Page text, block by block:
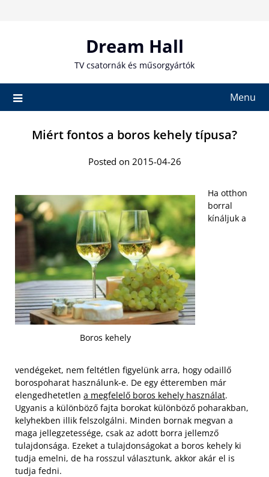
Dream Hall
TV csatornák és műsorgyártók
Menu
Miért fontos a boros kehely típusa?
Posted on 2015-04-26
Boros kehely
Ha otthon
borral
kínáljuk a
vendégeket, nem feltétlen figyelünk arra, hogy odaillő
borospoharat használunk-e. De egy étteremben már
elengedhetetlen a megfelelő boros kehely használat.
Ugyanis a különböző fajta borokat különböző poharakban,
kelyhekben illik felszolgálni. Minden bornak megvan a
maga jellegzetessége, csak az adott borra jellemző
tulajdonsága. Ezeket a tulajdonságokat a boros kehely ki
tudja emelni, de ha rosszul választunk, akkor akár el is
tudja fedni.